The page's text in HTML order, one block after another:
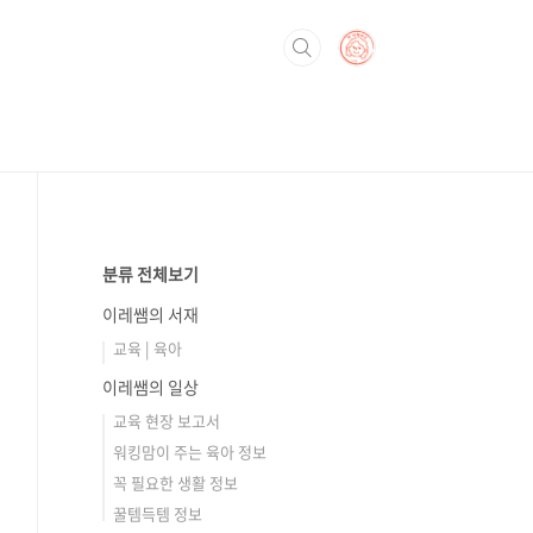
분류 전체보기
이레쌤의 서재
교육 | 육아
이레쌤의 일상
교육 현장 보고서
워킹맘이 주는 육아 정보
꼭 필요한 생활 정보
꿀템득템 정보